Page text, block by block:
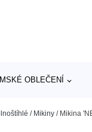
OBLEČENÍ
/ Mikiny / Mikina